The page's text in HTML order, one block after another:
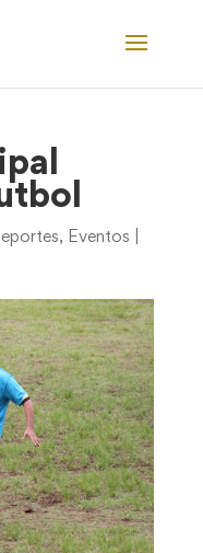
, Eventos